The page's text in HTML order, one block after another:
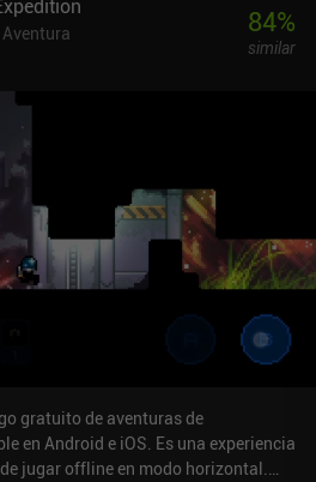
los juegos de plataformas
increíblemente suaves, niveles
llenos de color, ridículos
máximo la exitosa fórmula de sus
un poco más difícil y exigente a
a algunos jugadores pero que puede
mostrando anuncios
pero se pueden desactivar por
de 2,99 $. Si te gustaron los dos
este también te gustará. Si no, por
que cambie el juego.
Aventura
84%
similar
gratuito de aventuras de
en Android e iOS. Es una experiencia
jugar offline en modo horizontal.